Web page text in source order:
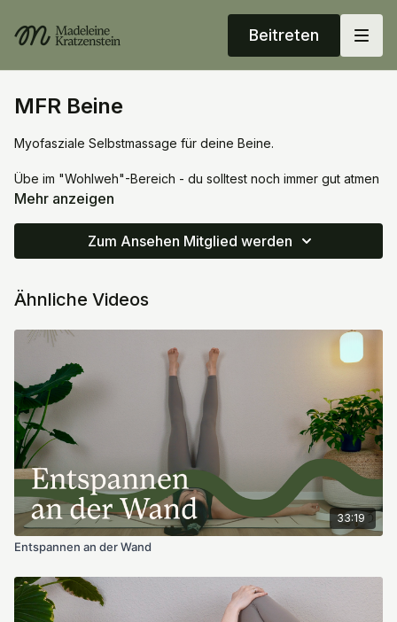
Beitreten
MFR Beine
Myofasziale Selbstmassage für deine Beine.
Übe im "Wohlweh"-Bereich - du solltest noch immer gut atmen
können, um wirklich Spannung abzugeben und in die Bälle
Mehr anzeigen
Zum Ansehen Mitglied werden
Ähnliche Videos
33:19
Entspannen an der Wand